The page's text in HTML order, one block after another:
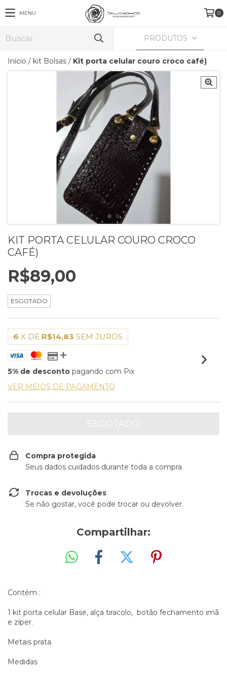
MENU 0
PRODUTOS
Início / kit Bolsas / Kit porta celular couro croco café)
KIT PORTA CELULAR COURO CROCO
CAFÉ)
R$89,00
ESGOTADO
6 X DE R$14,83 SEM JUROS
5% de desconto pagando com Pix
VER MEIOS DE PAGAMENTO
Compra protegida
Seus dados cuidados durante toda a compra.
Trocas e devoluções
Se não gostar, você pode trocar ou devolver.
Compartilhar:
Contém :
1 kit porta celular Base, alça tiracolo, botão fechamento imã
e zíper.
Metais prata
Medidas